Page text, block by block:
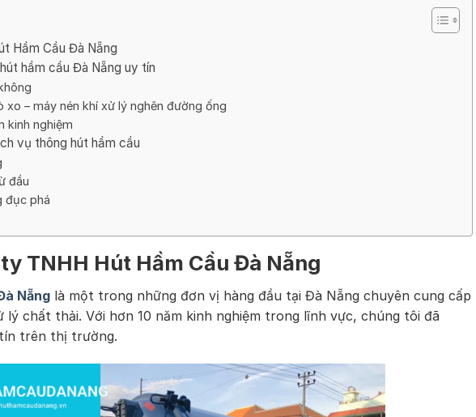
Hầm Cầu Đà Nẵng
hầm cầu Đà Nẵng uy tín
– máy nén khí xử lý nghẽn đường ống
kinh nghiệm
vụ thông hút hầm cầu
đầu
đục phá
TNHH Hút Hầm Cầu Đà Nẵng
Nẵng là một trong những đơn vị hàng đầu tại Đà Nẵng chuyên cung cấp
chất thải. Với hơn 10 năm kinh nghiệm trong lĩnh vực, chúng tôi đã
trên thị trường.